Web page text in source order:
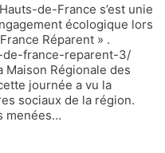
de-France s’est unie
écologique lors
Réparent » .
de-france-reparent-3/
Maison Régionale des
journée a vu la
sociaux de la région.
menées…